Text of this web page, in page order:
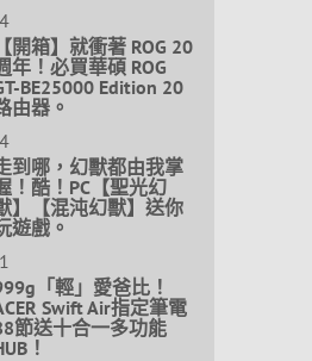
【開箱】就衝著 ROG 20
年！必買華碩 ROG
BE25000 Edition 20
由器。
到哪，幻獸都由我掌
！酷！PC【聖光幻
】【混沌幻獸】送你
遊戲。
「輕」愛爸比！
Swift Air指定筆電
節送十合一多功能
！